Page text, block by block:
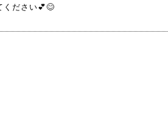
ください💕😊